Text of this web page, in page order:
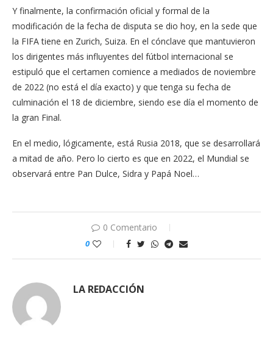
Y finalmente, la confirmación oficial y formal de la
modificación de la fecha de disputa se dio hoy, en la sede que
la FIFA tiene en Zurich, Suiza. En el cónclave que mantuvieron
los dirigentes más influyentes del fútbol internacional se
estipuló que el certamen comience a mediados de noviembre
de 2022 (no está el día exacto) y que tenga su fecha de
culminación el 18 de diciembre, siendo ese día el momento de
la gran Final.
En el medio, lógicamente, está Rusia 2018, que se desarrollará
a mitad de año. Pero lo cierto es que en 2022, el Mundial se
observará entre Pan Dulce, Sidra y Papá Noel…
0 Comentario
0
LA REDACCIÓN